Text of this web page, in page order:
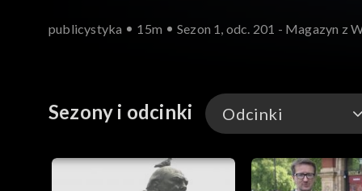
publicystyka 15m Sezon 1, odc. 201 - Magazyn z
Sezony i odcinki Odcinki
Odcinki